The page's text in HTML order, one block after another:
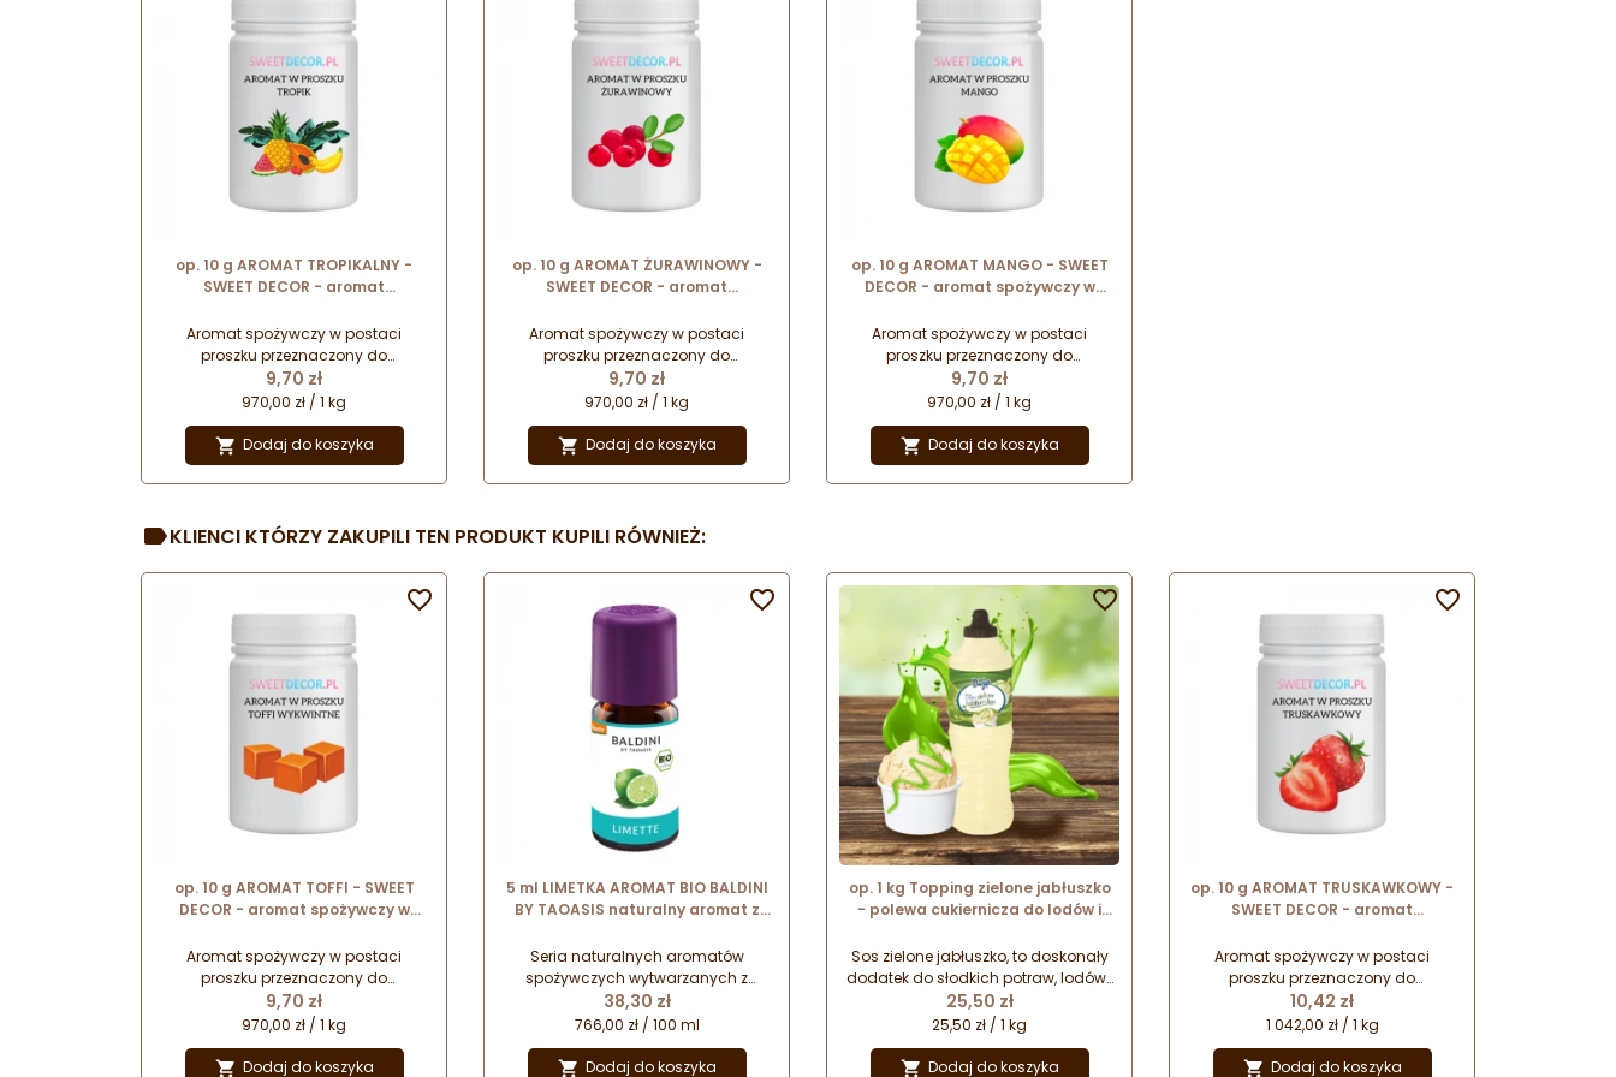
op. 10 g AROMAT TROPIKALNY -
SWEET DECOR - aromat
smak i zapach
Aromat spożywczy w postaci
proszku przeznaczony do
aromatyzowania oraz nadawania
smaku różnego rodzaju wyrobom
cukierniczym.
Cena
9,70 zł
970,00 zł / 1 kg
 Dodaj do koszyka
op. 10 g AROMAT ŻURAWINOWY -
SWEET DECOR - aromat
smak i zapach
Aromat spożywczy w postaci
proszku przeznaczony do
aromatyzowania oraz nadawania
smaku różnego rodzaju wyrobom
cukierniczym.
Cena
9,70 zł
970,00 zł / 1 kg
 Dodaj do koszyka
op. 10 g AROMAT MANGO - SWEET
DECOR - aromat spożywczy w
Aromat spożywczy w postaci
proszku przeznaczony do
aromatyzowania oraz nadawania
smaku różnego rodzaju wyrobom
cukierniczym.
Cena
9,70 zł
970,00 zł / 1 kg
 Dodaj do koszyka
KLIENCI KTÓRZY ZAKUPILI TEN PRODUKT KUPILI RÓWNIEŻ:
op. 10 g AROMAT TOFFI - SWEET
DECOR - aromat spożywczy w
Aromat spożywczy w postaci
proszku przeznaczony do
aromatyzowania oraz nadawania
smaku różnego rodzaju wyrobom
Cena
9,70 zł
970,00 zł / 1 kg
 Dodaj do koszyka

5 ml LIMETKA AROMAT BIO BALDINI
BY TAOASIS naturalny aromat z
Seria naturalnych aromatów
spożywczych wytwarzanych z
czystych olejków eterycznych (w
procesie destylacji parą wodną).
przyprawiania żywności oraz
Cena
38,30 zł
766,00 zł / 100 ml
 Dodaj do koszyka

op. 1 kg Topping zielone jabłuszko
- polewa cukiernicza do lodów i
Sos zielone jabłuszko, to doskonały
dodatek do słodkich potraw, lodów i
deserów. Znakomicie podkreśla
smak ciast, naleśników i sałatek
uniwersalnym zastosowaniu.
Cena
25,50 zł
25,50 zł / 1 kg
 Dodaj do koszyka

op. 10 g AROMAT TRUSKAWKOWY -
SWEET DECOR - aromat
smak i zapach
Aromat spożywczy w postaci
proszku przeznaczony do
aromatyzowania oraz nadawania
smaku różnego rodzaju wyrobom
Cena
10,42 zł
1 042,00 zł / 1 kg
 Dodaj do koszyka
